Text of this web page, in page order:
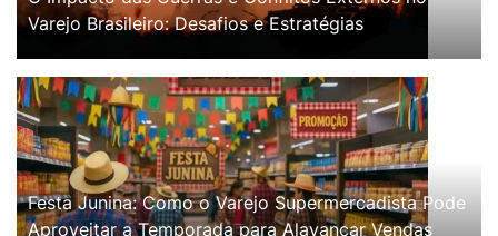
Varejo Brasileiro: Desafios e Estratégias
Festa Junina: Como o Varejo Supermercadista Pode
Aproveitar a Temporada para Alavancar Vendas